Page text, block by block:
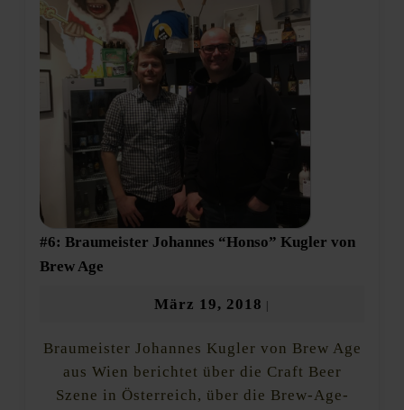
#6: Braumeister Johannes “Honso” Kugler von
Brew Age
Johannes
“Honso”
von
Brew
Age
März 19, 2018 März
2018
Braumeister Johannes Kugler von Brew Age
aus Wien berichtet über die Craft Beer
Szene in Österreich, über die Brew-Age-